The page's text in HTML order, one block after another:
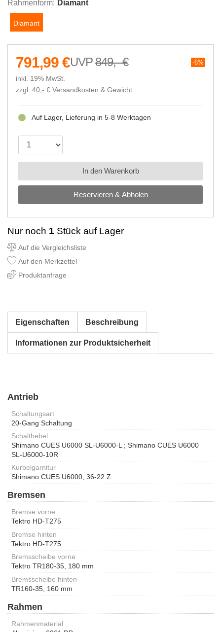
Rahmenform: Diamant
Diamant
849,- € 6%
791,99 €
inkl. 19% MwSt.
zzgl. 40,- € Versandkosten & Gewicht
Reservieren & Abholen
Auf Lager, Lieferung in 5-8 Werktagen
In den Warenkorb
Nur noch 1 Stück auf Lager
Auf die Vergleichsliste
Auf den Merkzettel
Produktanfrage
Eigenschaften Beschreibung
Informationen zur Produktsicherheit
Antrieb
Schaltungsart
20-Gang Schaltung
Schalthebel
Shimano CUES U6000 SL-U6000-L ; Shimano CUES U6000
SL-U6000-10R
Kurbelgarnitur
Shimano CUES U6000, 36-22 Z.
Bremsen
Bremse vorne
Tektro HD-T275
Bremse hinten
Tektro HD-T275
Bremsscheibe vorne
Tektro TR180-35, 180 mm
Bremsscheibe hinten
TR160-35, 160 mm
Rahmen
Rahmenmaterial